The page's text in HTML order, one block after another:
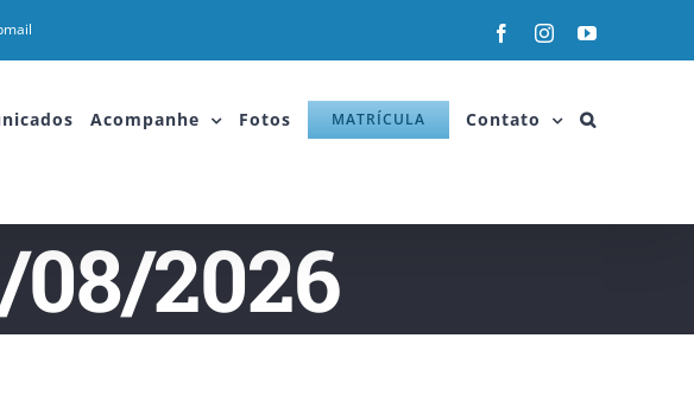
Acompanhe Fotos MATRÍCULA Contato
2026